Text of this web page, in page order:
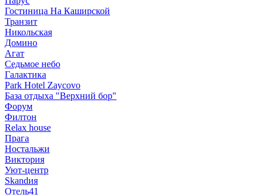
Гостиница На Каширской
Транзит
Никольская
Домино
Агат
Седьмое небо
Галактика
Park Hotel Zaycovo
База отдыха "Верхний бор"
Форум
Филтон
Relax house
Прага
Ностальжи
Виктория
Уют-центр
Skandия
Отель41